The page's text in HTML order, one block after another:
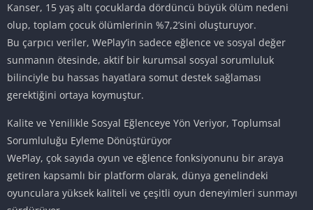
Kanser, 15 yaş altı çocuklarda dördüncü büyük ölüm nedeni
olup, toplam çocuk ölümlerinin %7,2’sini oluşturuyor.
Bu çarpıcı veriler, WePlay’in sadece eğlence ve sosyal değer
sunmanın ötesinde, aktif bir kurumsal sosyal sorumluluk
bilinciyle bu hassas hayatlara somut destek sağlaması
gerektiğini ortaya koymuştur.
Kalite ve Yenilikle Sosyal Eğlenceye Yön Veriyor, Toplumsal
Sorumluluğu Eyleme Dönüştürüyor
WePlay, çok sayıda oyun ve eğlence fonksiyonunu bir araya
getiren kapsamlı bir platform olarak, dünya genelindeki
oyunculara yüksek kaliteli ve çeşitli oyun deneyimleri sunmayı